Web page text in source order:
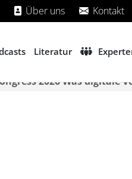
Über uns Kontakt
Literatur
2026 Was digitale